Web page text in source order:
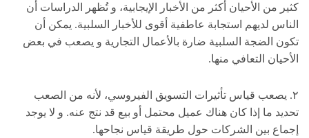
كثير من الأحيان أكثر من الأخبار الإيجابية، و تُظهر الدراسات أن
الناس لديهم استجابة عاطفية أقوى للأخبار السلبية. يمكن أن
تكون الضجة السلبية ضارة بالأعمال التجارية و يصعب في بعض
الأحيان التعافي منها.
٢. يصعب قياس تأثيرات التسويق الفيروسي، لأنه من الصعب
تحديد ما إذا كان هناك عميل محتمل أو بيع قد نتج عنه. و لا يوجد
إجماع بين الشركات حول طريقة قياس نجاحها.